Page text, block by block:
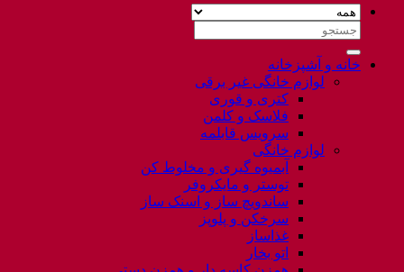
جستجو
خانه و آشپزخانه
لوازم خانگی غیر برقی
کتری و قوری
فلاسک و کلمن
سرویس قابلمه
لوازم خانگی
آبمیوه گیری و مخلوط کن
توستر و مایکروفر
ساندویچ ساز و اسنک ساز
سرخکن و پلوپز
غذاساز
اتو بخار